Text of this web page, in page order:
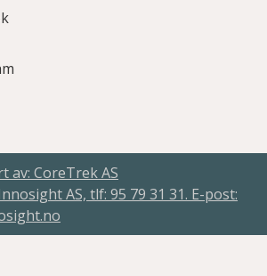
av: CoreTrek AS
AS, tlf: 95 79 31 31. E-post: